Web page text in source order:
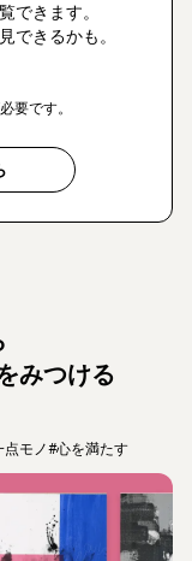
できます。
できるかも。
要です。
みつける
点モノ#心を満たす